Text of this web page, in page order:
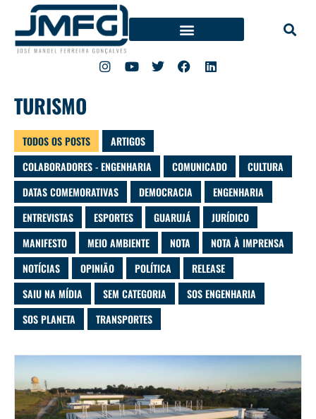
TURISMO
TODOS OS POSTS
ARTIGOS
COLABORADORES - ENGENHARIA
COMUNICADO
CULTURA
DATAS COMEMORATIVAS
DEMOCRACIA
ENGENHARIA
ENTREVISTAS
ESPORTES GUARUJÁ
JURÍDICO
MANIFESTO
MEIO AMBIENTE NOTA
NOTA À IMPRENSA
NOTÍCIAS
OPINIÃO POLÍTICA
RELEASE
SAIU NA MÍDIA
SEM CATEGORIA
SOS ENGENHARIA
SOS PLANETA
TRANSPORTES